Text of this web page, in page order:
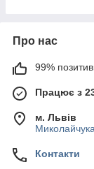
Про нас
99%
Працює з
м. Львів
Контакти